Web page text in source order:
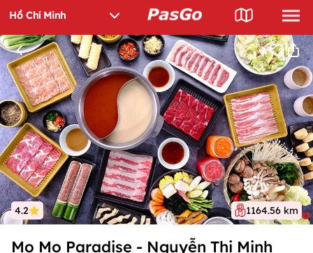
4.2 1164.56 km
Mo Mo Paradise - Nguyễn Thị Minh